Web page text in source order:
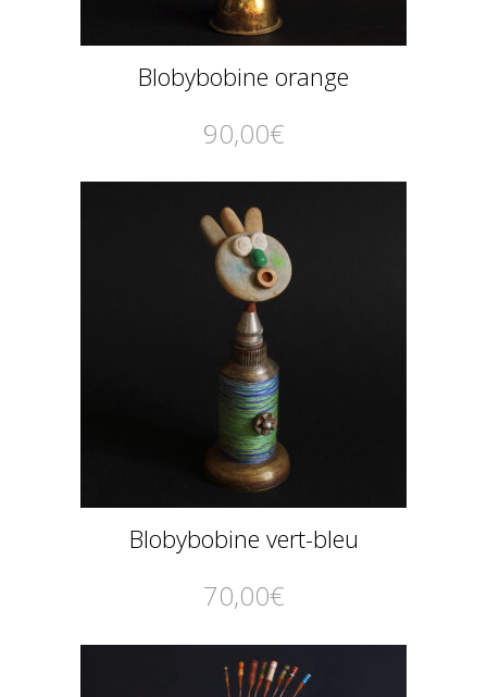
Blobybobine orange
90,00€
Blobybobine vert-bleu
70,00€